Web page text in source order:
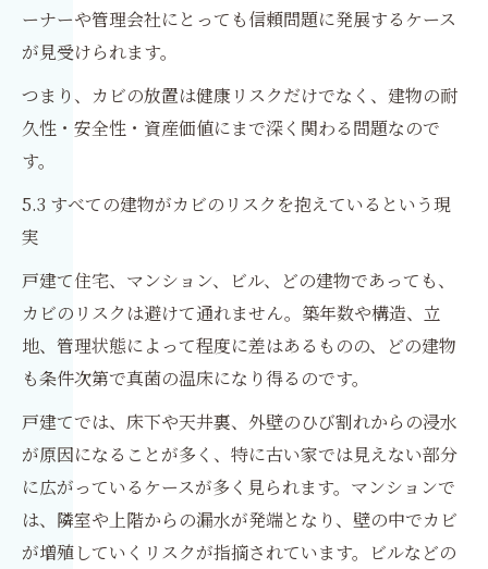
ーナーや管理会社にとっても信頼問題に発展するケース
が見受けられます。
つまり、カビの放置は健康リスクだけでなく、建物の耐
久性・安全性・資産価値にまで深く関わる問題なので
す。
5.3 すべての建物がカビのリスクを抱えているという現
実
戸建て住宅、マンション、ビル、どの建物であっても、
カビのリスクは避けて通れません。築年数や構造、立
地、管理状態によって程度に差はあるものの、どの建物
も条件次第で真菌の温床になり得るのです。
戸建てでは、床下や天井裏、外壁のひび割れからの浸水
が原因になることが多く、特に古い家では見えない部分
に広がっているケースが多く見られます。マンションで
は、隣室や上階からの漏水が発端となり、壁の中でカビ
が増殖していくリスクが指摘されています。ビルなどの